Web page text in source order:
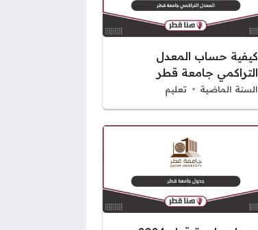
كيفية حساب المعدل
التراكمي جامعة قطر
السنة الماضية تعليم